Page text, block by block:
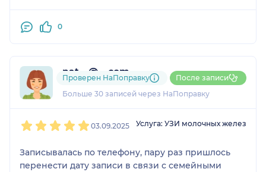
0
nat....@....com
26 отзывов
Больше 30 записей через НаПоправку
Проверен НаПоправку После записи
03.09.2025 Услуга: УЗИ молочных желез
Записывалась по телефону, пару раз пришлось
перенести дату записи в связи с семейными